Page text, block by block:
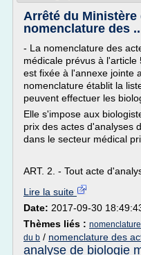
Arrêté du Ministère
nomenclature des
- La nomenclature des
médicale prévus à l'article
est fixée à l'annexe jointe
nomenclature établit la
peuvent effectuer les
Elle s'impose aux
prix des actes d'analyses
dans le secteur médical
ART. 2. - Tout acte
Lire la suite
Date: 2017-09-30
Thèmes liés :
du b / nomenclature des
analyse de biologie